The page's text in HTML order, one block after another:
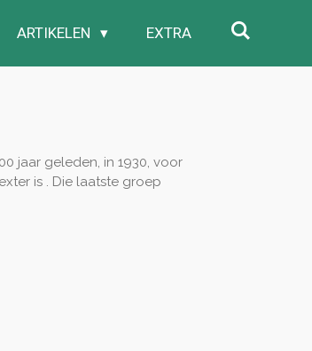
ARTIKELEN EXTRA
jaar geleden, in 1930, voor
is . Die laatste groep